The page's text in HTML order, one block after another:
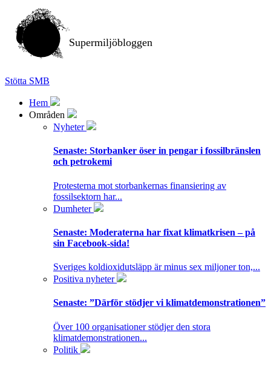
Supermiljöbloggen
Stötta SMB
Hem
Områden
Nyheter
Senaste: Storbanker öser in pengar i fossilbränslen
och petrokemi
Protesterna mot storbankernas finansiering av
fossilsektorn har...
Dumheter
Senaste: Moderaterna har fixat klimatkrisen – på
sin Facebook-sida!
Sveriges koldioxidutsläpp är minus sex miljoner ton,...
Positiva nyheter
Senaste: ”Därför stödjer vi klimatdemonstrationen”
Över 100 organisationer stödjer den stora
klimatdemonstrationen...
Politik